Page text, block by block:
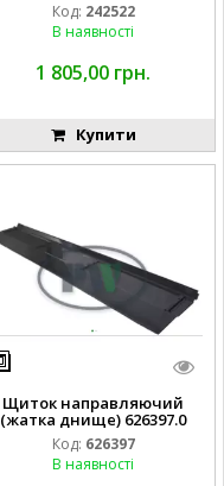
Код: 242522
В наявності
1 805,00 грн.
Купити
Щиток направляючий
(жатка днище) 626397.0
Код: 626397
В наявності